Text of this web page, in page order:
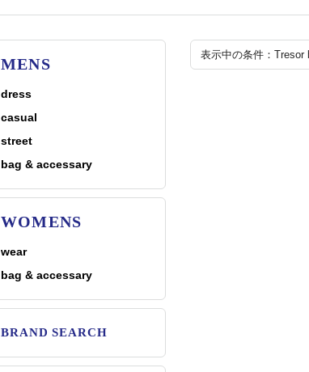
MENS
dress
casual
street
bag & accessary
WOMENS
wear
bag & accessary
BRAND SEARCH
表示中の条件：Tresor